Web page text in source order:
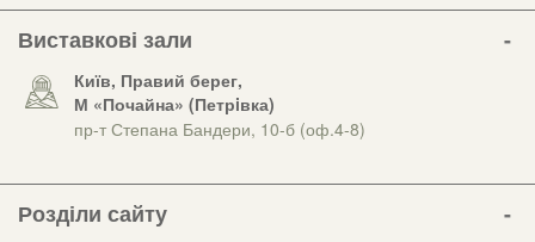
Виставкові зали
Київ, Правий берег,
М «Почайна» (Петрiвка)
пр-т Степана Бандери, 10-б (оф.4-8)
Розділи сайту